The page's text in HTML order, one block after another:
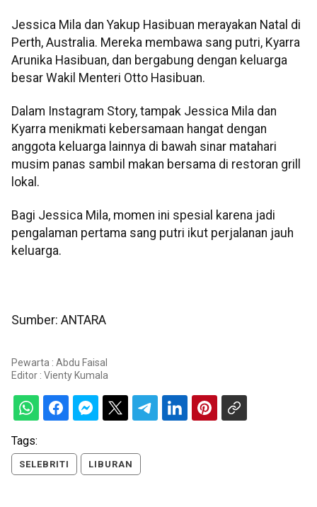
Jessica Mila dan Yakup Hasibuan merayakan Natal di
Perth, Australia. Mereka membawa sang putri, Kyarra
Arunika Hasibuan, dan bergabung dengan keluarga
besar Wakil Menteri Otto Hasibuan.
Dalam Instagram Story, tampak Jessica Mila dan
Kyarra menikmati kebersamaan hangat dengan
anggota keluarga lainnya di bawah sinar matahari
musim panas sambil makan bersama di restoran grill
lokal.
Bagi Jessica Mila, momen ini spesial karena jadi
pengalaman pertama sang putri ikut perjalanan jauh
keluarga.
Sumber: ANTARA
Pewarta : Abdu Faisal
Editor : Vienty Kumala
Tags:
SELEBRITI LIBURAN